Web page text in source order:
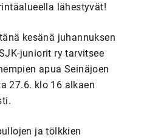
lähestyvät!
kesänä juhannuksen
juniorit ry tarvitsee
apua Seinäjoen
27.6. klo 16 alkaen
ja tölkkien